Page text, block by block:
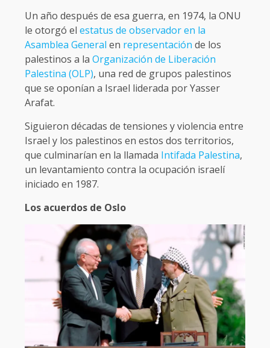
Un año después de esa guerra, en 1974, la ONU
le otorgó el estatus de observador en la
Asamblea General en representación de los
palestinos a la Organización de Liberación
Palestina (OLP), una red de grupos palestinos
que se oponían a Israel liderada por Yasser
Arafat.
Siguieron décadas de tensiones y violencia entre
Israel y los palestinos en estos dos territorios,
que culminarían en la llamada Intifada Palestina,
un levantamiento contra la ocupación israelí
iniciado en 1987.
Los acuerdos de Oslo